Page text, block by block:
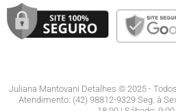
Juliana Mantovani Detalhes © 2025 -
Atendimento: (42) 98812-9329 Seg. à